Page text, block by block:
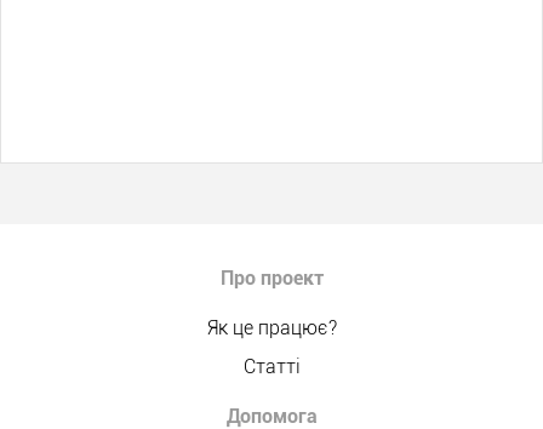
Про проект
Як це працює?
Статті
Допомога